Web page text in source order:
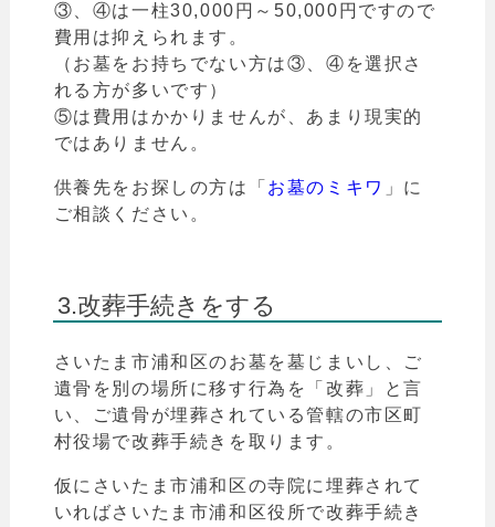
③、④は一柱30,000円～50,000円ですので
費用は抑えられます。
（ お墓をお持ちでない方は③、④を選択さ
れる方が多いです）
⑤は費用はかかりませんが、あまり現実的
ではありません。
供養先をお探しの方は「 お墓のミキワ 」 に
ご相談ください。
3.改葬手続きをする
さいたま市浦和区のお墓を墓じまいし、ご
遺骨を別の場所に移す行為を「改葬」と言
い、
ご遺骨が埋葬されている管轄の市区町
村役場で改葬手続きを取ります。
仮にさいたま市浦和区の寺院に埋葬されて
いればさいたま市浦和区役所で改葬手続き